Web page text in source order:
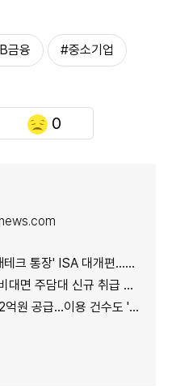
금융 #중소기업
0
대개편…나에게 맞는 전략은?
주담대 신규 취급 중단
급…이용 건수도 '역대 최대'